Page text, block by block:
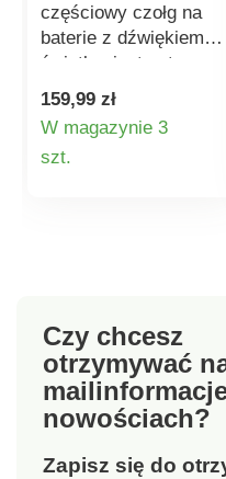
częściowy czołg na
baterie z dźwiękiem i
światłemjest gotowy
do bitwy czołgów.
Wydaje dźwięki,
strzela, świeci, a
wieżyczka obraca się
czołg, 2x pilot
zdalnego sterowania.
Każdy czołg musi
działać na innej
przykład, jeśli masz
159,99 zł
W magazynie 3
szt.
Czy chcesz
otrzymywać
mail
nowościach?
Zapisz się do